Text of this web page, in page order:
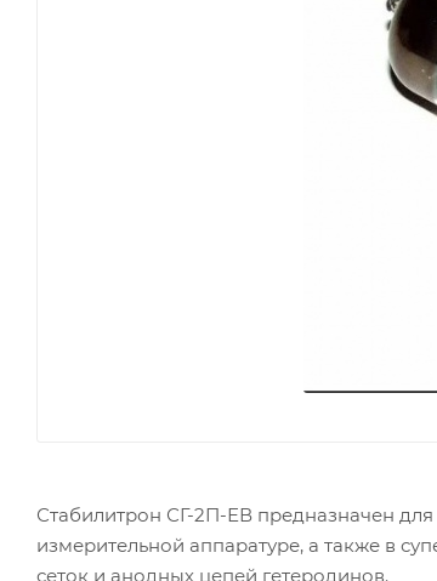
Стабилитрон СГ-2П-ЕВ предназначен
измерительной аппаратуре, а также в
сеток и анодных цепей гетеродинов.